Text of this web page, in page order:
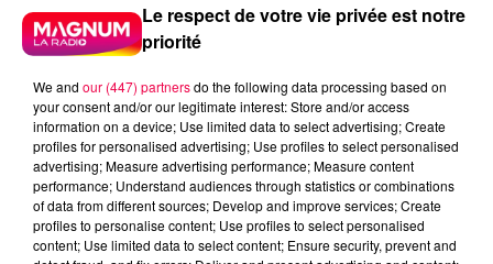
Le respect de votre vie privée est notre
priorité
We and our (447) partnersdo the following data processing based on
your consent and/or our legitimate interest: Store and/or access
information on a device; Use limited data to select advertising; Create
profiles for personalised advertising; Use profiles to select personalised
advertising; Measure advertising performance; Measure content
performance; Understand audiences through statistics or combinations
of data from different sources; Develop and improve services; Create
profiles to personalise content; Use profiles to select personalised
content; Use limited data to select content; Ensure security, prevent and